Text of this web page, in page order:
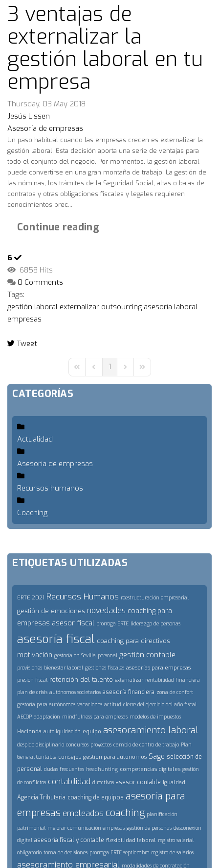
3 ventajas de
externalizar la
gestión laboral en tu
empresa
Thursday, 03 May 2018
Jesús Lissen
Asesoría de empresas
Un paso habitual cuando las empresas crecen es externalizar la
gestión laboral. Esta decisión aporta una serie de ventajas para
todo el conjunto del negocio. Por momentos, la gestión laboral
puede convertirse en una gran montaña de trabajo. La gestión de
las nóminas, los trámites de la Seguridad Social, altas o bajas de
contratos y otras obligaciones fiscales y legales requieren
conocimientos prec...
Continue reading
6
6858 Hits
0 Comments
Tags:
gestión laboral externalizar outsourcing asesoría laboral
empresas
Tweet
First PagePrevious Page
1 Next PageLast Page
CATEGORÍAS
Actualidad
Asesoría de empresas
Recursos humanos
Coaching
ETIQUETAS UTILIZADAS
ERTE 2021 Recursos Humanos reestructuración empresarial
gestión de emociones novedades coaching para
empresas asesor fiscal prorroga ERTE liderazgo de personas
asesoría fiscal coaching para directivos
motivación gestoría en Sevilla personal gestión contable
provisiones bienestar laboral gestiones fiscales asesorías para empresas
presion fiscal retención del talento externalizar rentabilidad financiera
plan de crisis autónomos societarios asesoría financiera zona de confort
gestoría para autónomos vacaciones actitud cierre del ejercicio del año fiscal
AECOP adaptación mindfulness para empresas modelos de impuestos
Hacienda autoliquidación equipo asesoramiento laboral
despido disciplinario concursos proyectos cambio de centro de trabajo Plan
General Contable consejos gestión para autónomos Sage selección de
personal dudas frecuentes headhunting competencias digitales gestión
de conflictos contabilidad directivos asesor contable igualdad
Agencia Tributaria coaching de equipos asesoría para
empresas empleados coaching planificación
patrimonial mejorar comunicación empresas gestión de personas desconexión
digital asesoría fiscal y contable flexibilidad laboral registro salarial
obligatorio toma de decisiones prorroga ERTE septiembre registro de salarios
asesoramiento empresarial modalidades de contratación